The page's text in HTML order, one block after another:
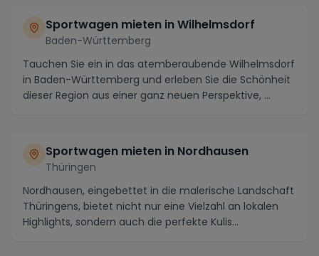
Sportwagen mieten in Wilhelmsdorf
Baden-Württemberg
Tauchen Sie ein in das atemberaubende Wilhelmsdorf
in Baden-Württemberg und erleben Sie die Schönheit
dieser Region aus einer ganz neuen Perspektive, ...
Sportwagen mieten in Nordhausen
Thüringen
Nordhausen, eingebettet in die malerische Landschaft
Thüringens, bietet nicht nur eine Vielzahl an lokalen
Highlights, sondern auch die perfekte Kulis...